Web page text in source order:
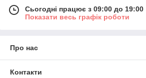
Сьогодні працює з 09:00 до 19:00
Показати весь графік роботи
Про нас
Контакти